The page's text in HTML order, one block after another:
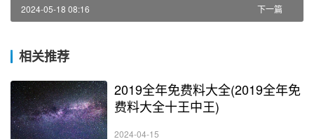
下一篇
2024-05-18 08:16
相关推荐
2019全年免费料大全(2019全年免
费料大全十王中王)
2024-04-15